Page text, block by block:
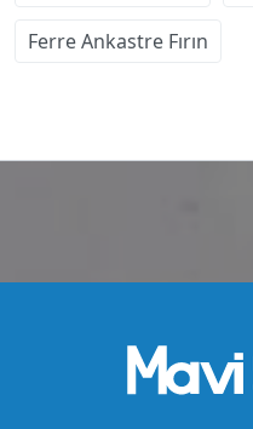
Ferre Ankastre Fırın